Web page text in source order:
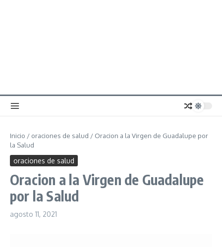
Inicio / oraciones de salud / Oracion a la Virgen de Guadalupe por
la Salud
oraciones de salud
Oracion a la Virgen de Guadalupe
por la Salud
agosto 11, 2021